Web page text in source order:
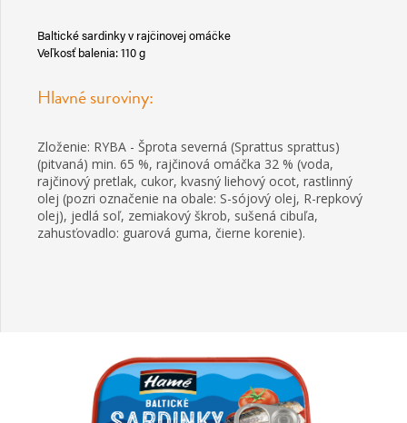
Baltické sardinky v rajčinovej omáčke
Veľkosť balenia: 110 g
Hlavné suroviny:
Zloženie: RYBA - Šprota severná (Sprattus sprattus)
(pitvaná) min. 65 %, rajčinová omáčka 32 % (voda,
rajčinový pretlak, cukor, kvasný liehový ocot, rastlinný
olej (pozri označenie na obale: S-sójový olej, R-repkový
olej), jedlá soľ, zemiakový škrob, sušená cibuľa,
zahusťovadlo: guarová guma, čierne korenie).